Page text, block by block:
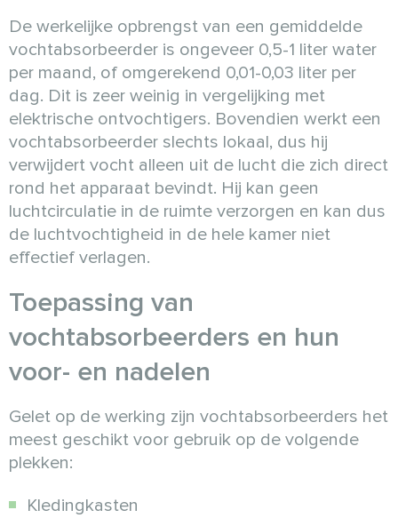
De werkelijke opbrengst van een gemiddelde
vochtabsorbeerder is ongeveer 0,5-1 liter water
per maand, of omgerekend 0,01-0,03 liter per
dag. Dit is zeer weinig in vergelijking met
elektrische ontvochtigers. Bovendien werkt een
vochtabsorbeerder slechts lokaal, dus hij
verwijdert vocht alleen uit de lucht die zich direct
rond het apparaat bevindt. Hij kan geen
luchtcirculatie in de ruimte verzorgen en kan dus
de luchtvochtigheid in de hele kamer niet
effectief verlagen.
Toepassing van
vochtabsorbeerders en hun
voor- en nadelen
Gelet op de werking zijn vochtabsorbeerders het
meest geschikt voor gebruik op de volgende
plekken:
Kledingkasten